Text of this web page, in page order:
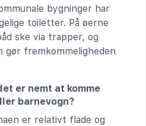
bygninger har
toiletter. På øerne
ske via trapper, og
gør fremkommeligheden
er nemt at komme
barnevogn?
er relativt flade og